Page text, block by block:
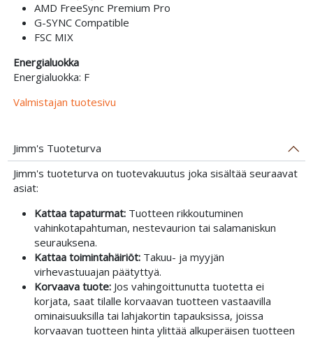
AMD FreeSync Premium Pro
G-SYNC Compatible
FSC MIX
Energialuokka
Energialuokka: F
Valmistajan tuotesivu
Jimm's Tuoteturva
Jimm's tuoteturva on tuotevakuutus joka sisältää seuraavat
asiat:
Kattaa tapaturmat:Tuotteen rikkoutuminen
vahinkotapahtuman, nestevaurion tai salamaniskun
seurauksena.
Kattaa toimintahäiriöt:Takuu- ja myyjän
virhevastuuajan päätyttyä.
Korvaava tuote:Jos vahingoittunutta tuotetta ei
korjata, saat tilalle korvaavan tuotteen vastaavilla
ominaisuuksilla tai lahjakortin tapauksissa, joissa
korvaavan tuotteen hinta ylittää alkuperäisen tuotteen